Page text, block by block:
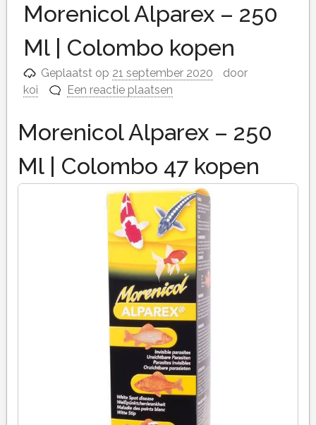
Morenicol Alparex – 250
Ml | Colombo kopen
Geplaatst op 21 september 2020
door
koi
Een reactie plaatsen
Morenicol Alparex – 250
Ml | Colombo 47 kopen